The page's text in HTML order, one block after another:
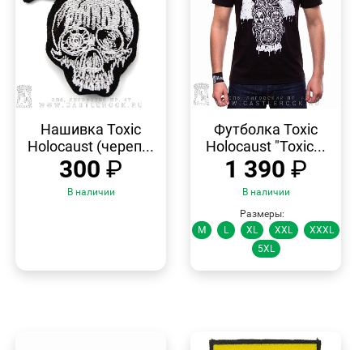
ПРОСМОТР
Нашивка Toxic
Holocaust (череп...
300 ₽
В наличии
ПРОСМОТР
Футболка Toxic
Holocaust "Toxic...
1 390 ₽
В наличии
Размеры:
M
L XL XXL
XXXL
5XL